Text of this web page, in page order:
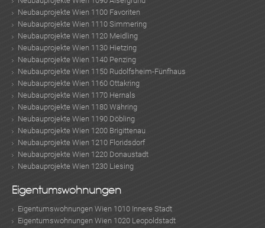
Neubauprojekte Wien 1100 Favoriten
Neubauprojekte Wien 1110 Simmering
Neubauprojekte Wien 1120 Meidling
Neubauprojekte Wien 1130 Hietzing
Neubauprojekte Wien 1140 Penzing
Neubauprojekte Wien 1150 Rudolfsheim-Fünfhaus
Neubauprojekte Wien 1160 Ottakring
Neubauprojekte Wien 1170 Hernals
Neubauprojekte Wien 1180 Währing
Neubauprojekte Wien 1190 Döbling
Neubauprojekte Wien 1200 Brigittenau
Neubauprojekte Wien 1210 Floridsdorf
Neubauprojekte Wien 1220 Donaustadt
Neubauprojekte Wien 1230 Liesing
Eigentumswohnungen
Eigentumswohnungen Wien 1010 Innere Stadt
Eigentumswohnungen Wien 1020 Leopoldstadt